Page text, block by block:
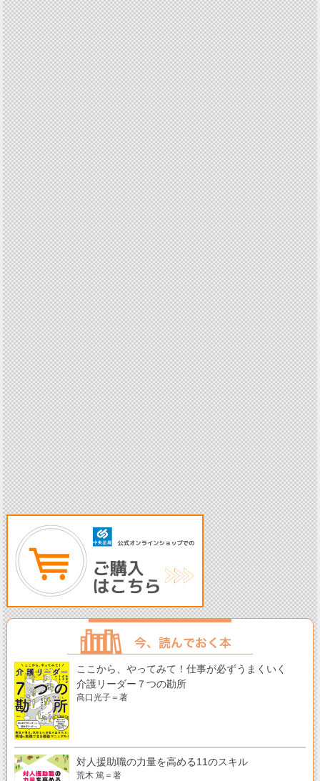
ここから、やってみて！仕事が必ずうまくいく
介護リーダー７つの勘所
髙口光子＝著
対人援助職の力量を高める11のスキル
荒木 篤＝著